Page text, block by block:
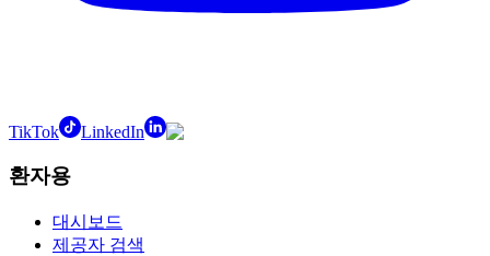
TikTok LinkedIn
환자용
대시보드
제공자 검색